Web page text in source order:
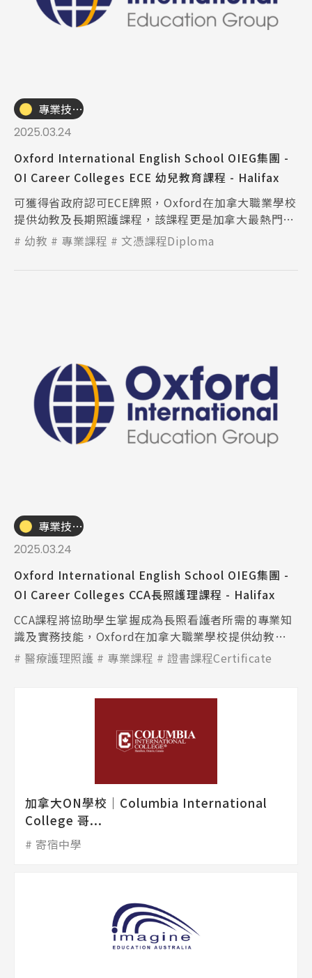
專業技職｜海外工讀
2025.03.24
Oxford International English School OIEG集團 -
OI Career Colleges ECE 幼兒教育課程 - Halifax
可獲得省政府認可ECE牌照，Oxford在加拿大職業學校
提供幼教及長期照護課程，該課程更是加拿大最熱門的
科目。
幼教 專業課程 文憑課程Diploma
專業技職｜海外工讀
2025.03.24
Oxford International English School OIEG集團 -
OI Career Colleges CCA長照護理課程 - Halifax
CCA課程將協助學生掌握成為長照看護者所需的專業知
識及實務技能，Oxford在加拿大職業學校提供幼教及
長期照護課程，該課程更是加拿大最熱門的科目。
醫療護理照護 專業課程 證書課程Certificate
加拿大ON學校│Columbia International
College 哥...
寄宿中學